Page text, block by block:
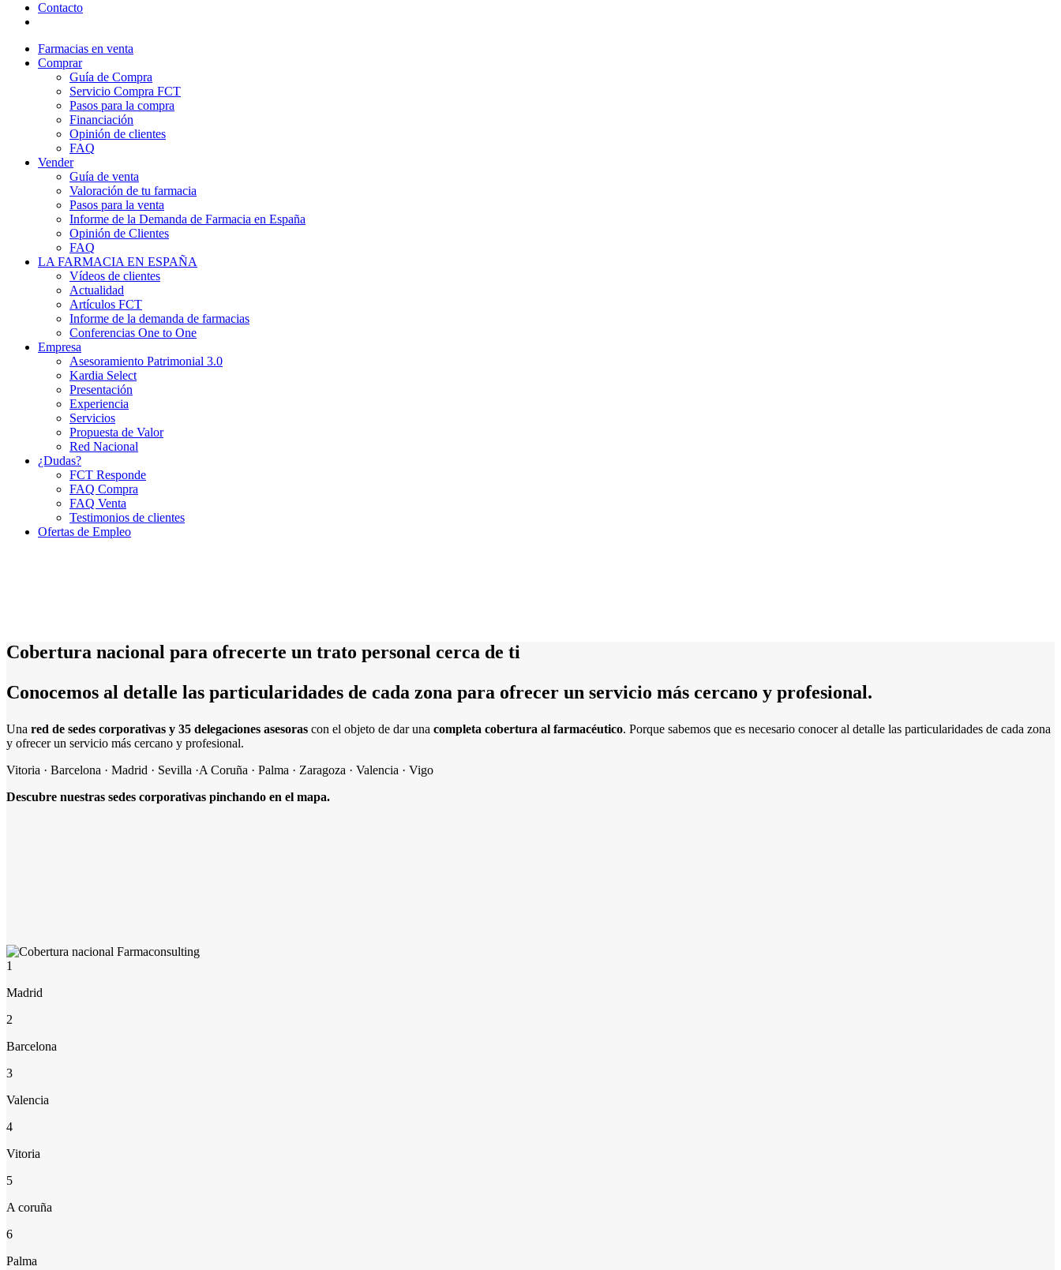
Contacto
Farmacias en venta
Comprar
Guía de Compra
Servicio Compra FCT
Pasos para la compra
Financiación
Opinión de clientes
FAQ
Vender
Guía de venta
Valoración de tu farmacia
Pasos para la venta
Informe de la Demanda de Farmacia en España
Opinión de Clientes
FAQ
LA FARMACIA EN ESPAÑA
Vídeos de clientes
Actualidad
Artículos FCT
Informe de la demanda de farmacias
Conferencias One to One
Empresa
Asesoramiento Patrimonial 3.0
Kardia Select
Presentación
Experiencia
Servicios
Propuesta de Valor
Red Nacional
¿Dudas?
FCT Responde
FAQ Compra
FAQ Venta
Testimonios de clientes
Ofertas de Empleo
Cobertura nacional para ofrecerte un trato personal cerca de ti
Conocemos al detalle las particularidades de cada zona para ofrecer un servicio más cercano y profesional.
Una red de sedes corporativas y 35 delegaciones asesoras con el objeto de dar una completa cobertura al farmacéutico. Porque sabemos que es necesario conocer al detalle las particularidades de cada zona
y ofrecer un servicio más cercano y profesional.
Vitoria · Barcelona · Madrid · Sevilla ·A Coruña · Palma · Zaragoza · Valencia · Vigo
Descubre nuestras sedes corporativas pinchando en el mapa.
1
Madrid
2
Barcelona
3
Valencia
4
Vitoria
5
A coruña
6
Palma